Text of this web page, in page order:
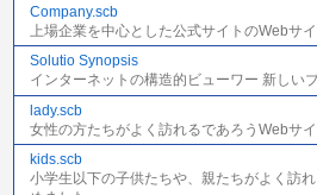
Company.scb
上場企業を中心とした公式サイトのWebサ
Solutio Synopsis
インターネットの構造的ビューワー 新しい
lady.scb
女性の方たちがよく訪れるであろうWebサ
kids.scb
小学生以下の子供たちや、親たちがよく訪